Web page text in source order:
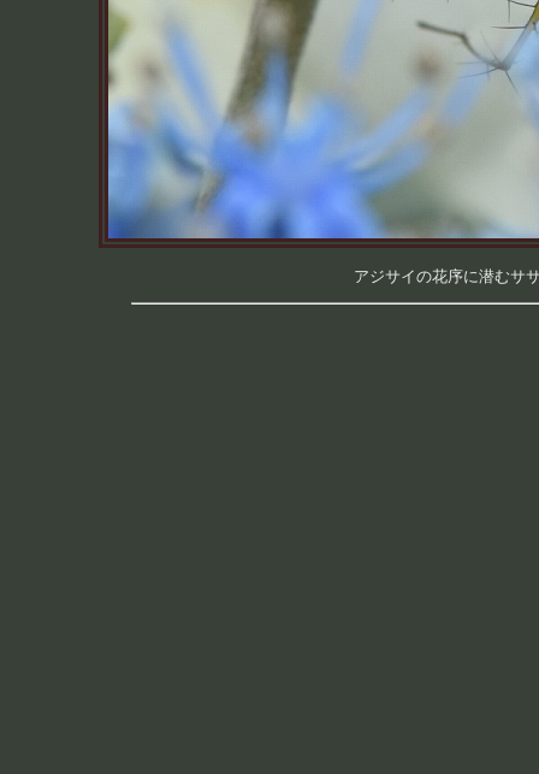
アジサイの花序に潜むサ